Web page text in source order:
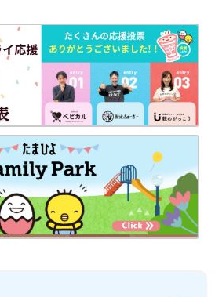
）五分丈レギンス 各890円（税込）→ 各790円
五分丈レギンスも新価格に。オーガニ
わらかいカットソー素材で、高い伸縮
すいうえに、動きやすい。リピーター